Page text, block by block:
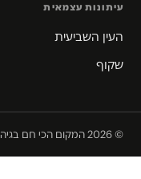
עיתונות עצמאית
העין השביעית
שקוף
© 2026 המקום הכי חם בגיהנום · עיתונות עצמאית חוקרת